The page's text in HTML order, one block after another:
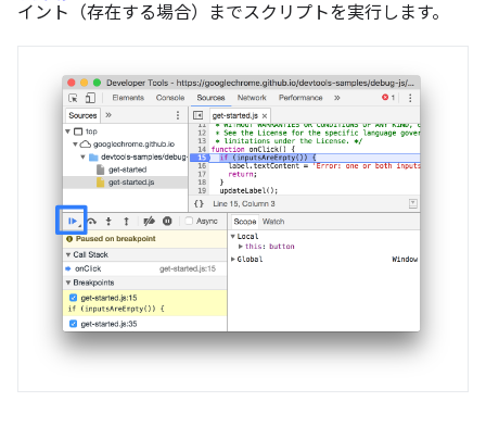
イント（存在する場合）までスクリプトを実行します。